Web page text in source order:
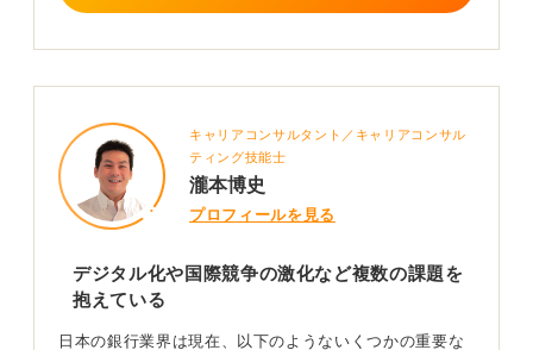
り、押さえておくべき大事なポイントです。
民間銀行はこのような状況下、収益を上げるためさまざ
まな方策を実行しています。
たとえばテクノロジーを導入し、これまで人がやってい
たことをコンピュータができるようにすることで人件費
を促進しようとしたりしています。
場を拡大するなどの動きも活発化しています。これまで
キャリアコンサルタント／キャリアコンサル
ティング技能士
瀧本博史
プロフィールを見る
デジタル化や国際競争の激化など複数の課題を
抱えている
日本の銀行業界は現在、以下のようないくつかの重要な